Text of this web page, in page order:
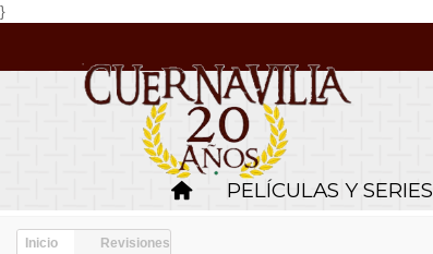
}
PELÍCULAS Y SERIES
Inicio Revisiones